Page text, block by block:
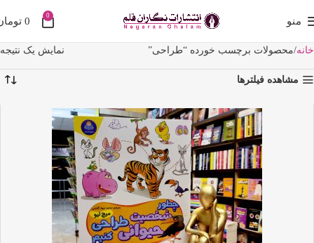
منو 0
0
خانه محصولات برچسب خورده “طراحی” نمایش یک نتیجه
مشاهده فیلترها